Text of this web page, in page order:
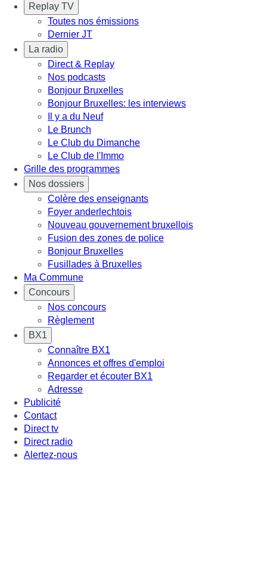
Replay TV
Toutes nos émissions
Dernier JT
La radio
Direct & Replay
Nos podcasts
Bonjour Bruxelles
Bonjour Bruxelles: les interviews
Il y a du Neuf
Le Brunch
Le Club du Dimanche
Le Club de l'Immo
Grille des programmes
Nos dossiers
Colère des enseignants
Foyer anderlechtois
Nouveau gouvernement bruxellois
Fusion des zones de police
Bonjour Bruxelles
Fusillades à Bruxelles
Ma Commune
Concours
Nos concours
Règlement
BX1
Connaître BX1
Annonces et offres d'emploi
Regarder et écouter BX1
Adresse
Publicité
Contact
Direct tv
Direct radio
Alertez-nous